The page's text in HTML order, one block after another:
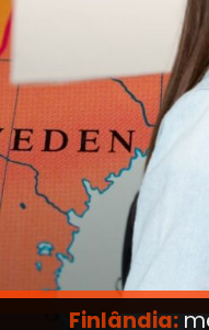
Finlândia: